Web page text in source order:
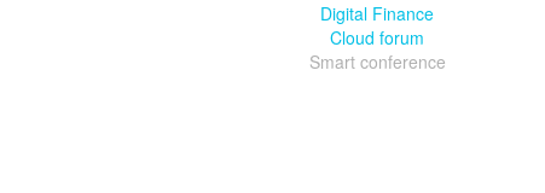
Digital Finance
Cloud forum
Smart conference